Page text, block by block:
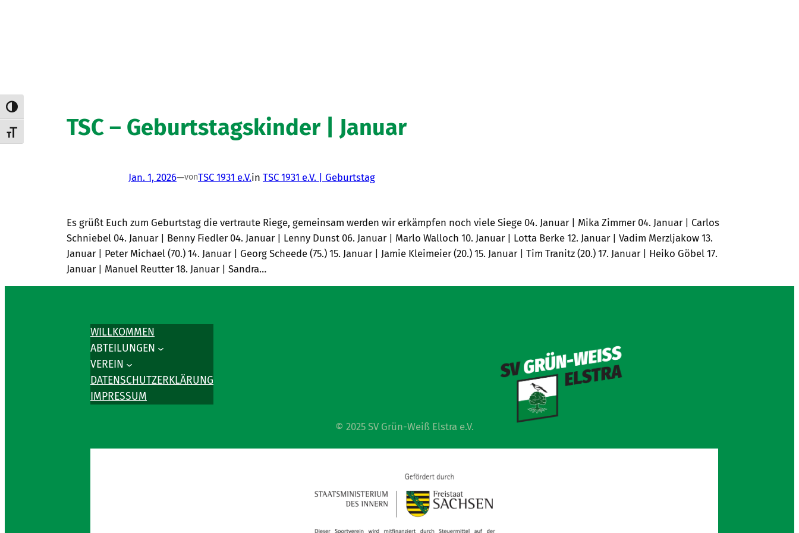
Umschalten auf hohe Kontraste
Schrift vergrößernTSC – Geburtstagskinder | Januar
Jan. 1, 2026—vonTSC 1931 e.V.in TSC 1931 e.V. | Geburtstag
Es grüßt Euch zum Geburtstag die vertraute Riege, gemeinsam werden wir erkämpfen noch viele Siege 04. Januar | Mika Zimmer 04. Januar | Carlos
Schniebel 04. Januar | Benny Fiedler 04. Januar | Lenny Dunst 06. Januar | Marlo Walloch 10. Januar | Lotta Berke 12. Januar | Vadim Merzljakow 13.
Januar | Peter Michael (70.) 14. Januar | Georg Scheede (75.) 15. Januar | Jamie Kleimeier (20.) 15. Januar | Tim Tranitz (20.) 17. Januar | Heiko Göbel 17.
Januar | Manuel Reutter 18. Januar | Sandra…
WILLKOMMEN
ABTEILUNGEN
VEREIN
DATENSCHUTZERKLÄRUNG
IMPRESSUM
© 2025 SV Grün-Weiß Elstra e.V.